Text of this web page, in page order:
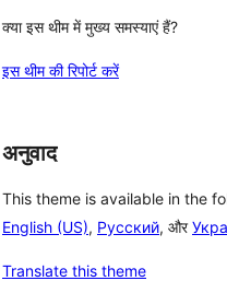
क्या इस थीम में मुख्य समस्याएं हैं?
इस थीम की रिपोर्ट करें
अनुवाद
This theme is available in the
English (US), Русский, और
Translate this theme